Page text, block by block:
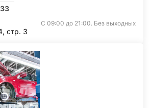
С 09:00 до 21:00. Без выходных
стр. 3